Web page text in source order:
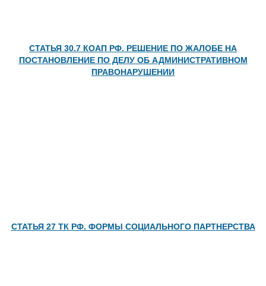
СТАТЬЯ 30.7 КОАП РФ. РЕШЕНИЕ ПО ЖАЛОБЕ НА
ПОСТАНОВЛЕНИЕ ПО ДЕЛУ ОБ АДМИНИСТРАТИВНОМ
ПРАВОНАРУШЕНИИ
СТАТЬЯ 27 ТК РФ. ФОРМЫ СОЦИАЛЬНОГО ПАРТНЕРСТВА